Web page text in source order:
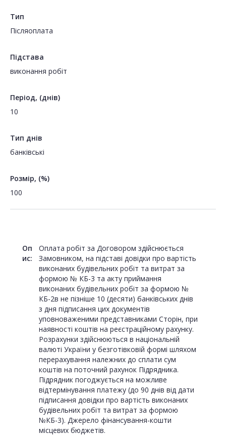
Тип
Пiсляоплата
Підстава
виконання робіт
Період, (днів)
10
Тип днів
банківські
Розмір, (%)
100
Оп
ис:
Оплата робіт за Договором здійснюється
Замовником, на підставі довідки про вартість
виконаних будівельних робіт та витрат за
формою № КБ-3 та акту приймання
виконаних будівельних робіт за формою №
КБ-2в не пізніше 10 (десяти) банківських днів
з дня підписання цих документів
уповноваженими представниками Сторін, при
наявності коштів на реєстраційному рахунку.
Розрахунки здійснюються в національній
валюті України у безготівковій формі шляхом
перерахування належних до сплати сум
коштів на поточний рахунок Підрядника.
Підрядник погоджується на можливе
відтермінування платежу (до 90 днів від дати
підписання довідки про вартість виконаних
будівельних робіт та витрат за формою
№КБ-3). Джерело фінансування-кошти
місцевих бюджетів.